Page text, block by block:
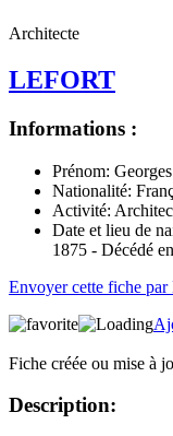
Architecte
LEFORT
Informations :
Prénom:
Nationalité:
Activité:
Date et lieu de
1875 - Décédé
Envoyer cette fiche par
Fiche créée ou mise à
Description: